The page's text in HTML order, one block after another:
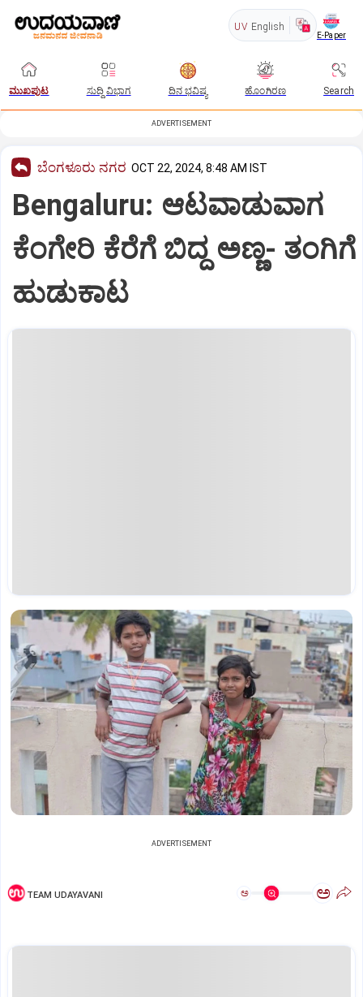
UV English
E-Paper
ಮುಖಪುಟ ಸುದ್ದಿ ವಿಭಾಗ ದಿನ ಭವಿಷ್ಯ ಹೊಂಗಿರಣ Search
ADVERTISEMENT
ಬೆಂಗಳೂರು ನಗರ OCT 22, 2024, 8:48 AM IST
Bengaluru: ಆಟವಾಡುವಾಗ
ಕೆಂಗೇರಿ ಕೆರೆಗೆ ಬಿದ್ದ ಅಣ್ಣ- ತಂಗಿಗೆ
ಹುಡುಕಾಟ
ADVERTISEMENT
TEAM UDAYAVANI ಅ ಅ